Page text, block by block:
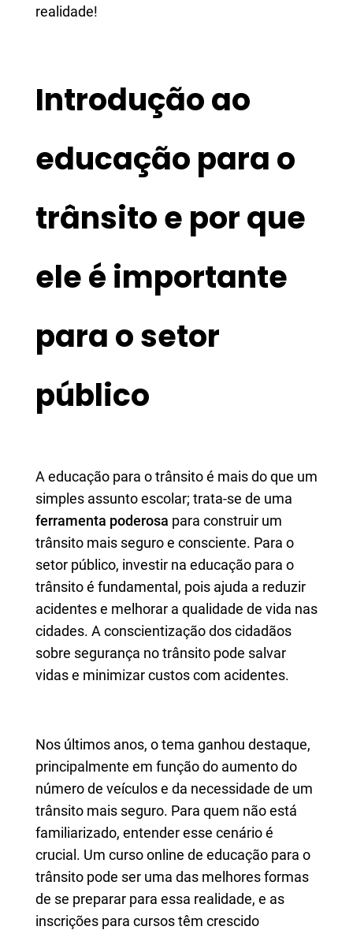
realidade!
Introdução ao
educação para o
trânsito e por que
ele é importante
para o setor
público
A educação para o trânsito é mais do que um
simples assunto escolar; trata-se de uma
ferramenta poderosa para construir um
trânsito mais seguro e consciente. Para o
setor público, investir na educação para o
trânsito é fundamental, pois ajuda a reduzir
acidentes e melhorar a qualidade de vida nas
cidades. A conscientização dos cidadãos
sobre segurança no trânsito pode salvar
vidas e minimizar custos com acidentes.
Nos últimos anos, o tema ganhou destaque,
principalmente em função do aumento do
número de veículos e da necessidade de um
trânsito mais seguro. Para quem não está
familiarizado, entender esse cenário é
crucial. Um curso online de educação para o
trânsito pode ser uma das melhores formas
de se preparar para essa realidade, e as
inscrições para cursos têm crescido